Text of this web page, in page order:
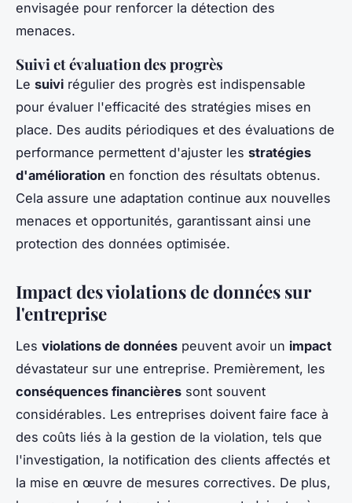
envisagée pour renforcer la détection des
menaces.
Suivi et évaluation des progrès
Le suivi régulier des progrès est indispensable
pour évaluer l'efficacité des stratégies mises en
place. Des audits périodiques et des évaluations de
performance permettent d'ajuster les stratégies
d'amélioration en fonction des résultats obtenus.
Cela assure une adaptation continue aux nouvelles
menaces et opportunités, garantissant ainsi une
protection des données optimisée.
Impact des violations de données sur
l'entreprise
Les violations de données peuvent avoir un impact
dévastateur sur une entreprise. Premièrement, les
conséquences financières sont souvent
considérables. Les entreprises doivent faire face à
des coûts liés à la gestion de la violation, tels que
l'investigation, la notification des clients affectés et
la mise en œuvre de mesures correctives. De plus,